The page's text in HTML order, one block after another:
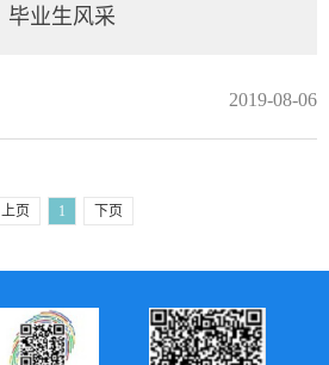
毕业生风采
2019-08-06
上页 1 下页